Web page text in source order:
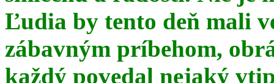
Ľudia by tento deň mali
zábavným príbehom,
každý povedal nejaký